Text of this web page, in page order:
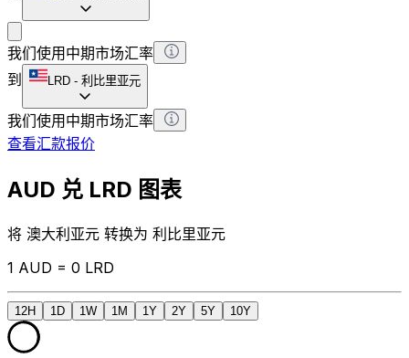
我们使用中期市场汇率
到
LRD - 利比里亚元
我们使用中期市场汇率
查看汇款报价
AUD 兑 LRD 图表
将 澳大利亚元 转换为 利比里亚元
1 AUD = 0 LRD
12H 1D 1W 1M 1Y 2Y 5Y 10Y